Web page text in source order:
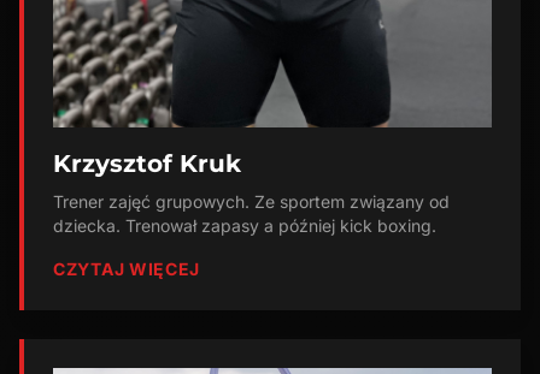
Krzysztof Kruk
Trener zajęć grupowych. Ze sportem związany od
dziecka. Trenował zapasy a później kick boxing.
CZYTAJ WIĘCEJ